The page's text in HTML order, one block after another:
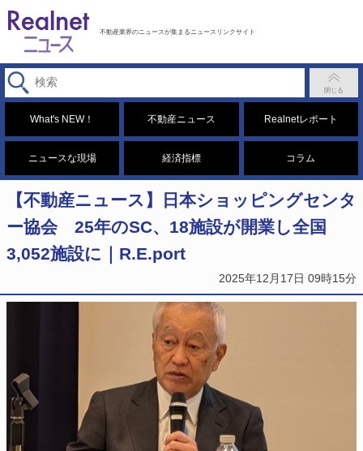
不動産業界のニュースが集まるニュースリンクサイト
What's NEW！ 不動産ニュース Realnetレポート
ニュースな現場 経済指標 コラム
【不動産ニュース】日本ショッピングセンタ
ー協会 25年のSC、18施設が開業し全国
3,052施設に｜R.E.port
2025年12月17日 09時15分